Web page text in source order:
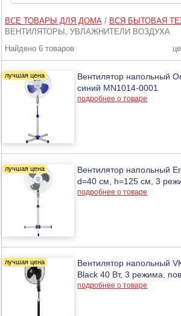
ВСЕ ТОВАРЫ ДЛЯ ДОМА/ ВСЯ БЫТОВАЯ
ВЕНТИЛЯТОРЫ, УВЛАЖНИТЕЛИ ВОЗДУХА
Найдено 6 товаров
Вентилятор напольный
синий MN1014-0001
подробнее о товаре
Вентилятор напольный
d=40 см, h=125 см, 3
подробнее о товаре
Вентилятор напольный
Black 40 Вт, 3 режима,
подробнее о товаре